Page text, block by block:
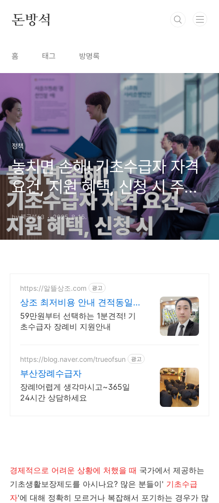
돈방석
홈 태그 방명록
정책
놓치면 손해! 기초수급자 자격
요건, 지원 혜택, 신청 시 주의
사항 총정리!
by 북극성63 2025. 8. 15.
https://알뜰상조.com 광고
상조 최저비용 안내 견적동일
상조업계 최저비용 안내
59만원부터 선택하는 1분견적! 기
초수급자 장례비 지원안내
https://blog.naver.com/trueofsun 광고
부산장례수급자
장례!어렵게 생각마시고~365일
24시간 상담하세요
경제적으로 어려운 상황에 처했을 때 국가에서 제공하는
기초생활보장제도를 아시나요? 많은 분들이' 기초수급
자'에 대해 정확히 모르거나 복잡해서 포기하는 경우가 많